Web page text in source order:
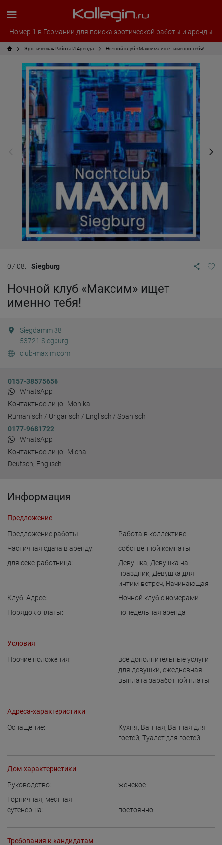
Номер 1 в Германии для поиска эротической работы и аренды
Эротическая Pабота И Аренда Ночной клуб «Максим» ищет именно тебя!
07.08. Siegburg
Ночной клуб «Максим» ищет
именно тебя!
Siegdamm 38
53721 Siegburg
club-maxim.com
0157-38575656
WhatsApp
Контактное лицо: Monika
Rumänisch / Ungarisch / Englisch / Spanisch
0177-9681722
WhatsApp
Контактное лицо: Micha
Deutsch, Englisch
Информация
Предложение
Предложение работы:
Работа в коллективе
Частичная сдача в аренду:
собственной комнаты
для cекс-работница:
Девушка, Девушка на
праздник, Девушка для
интим-встреч, Начинающая
Клуб. Адрес:
Ночной клуб с номерами
Порядок оплаты:
понедельная аренда
Условия
Прочие положения:
все дополнительные услуги
для девушки, ежедневная
выплата заработной платы
Адреса-характеристики
Оснащение: Кухня, Ванная, Ванная для
гостей, Туалет для гостей
Дом-характеристики
Руководство:
женское
Горничная, местная
сутенерша:
постоянно
Требования к кандидатам